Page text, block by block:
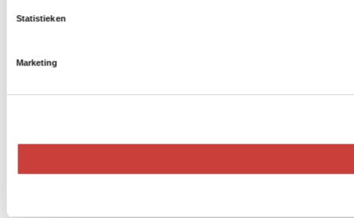
Statistieken
Marketing